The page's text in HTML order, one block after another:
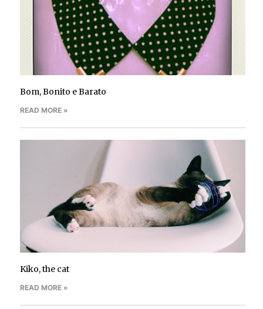
Bom, Bonito e Barato
READ MORE »
Kiko, the cat
READ MORE »